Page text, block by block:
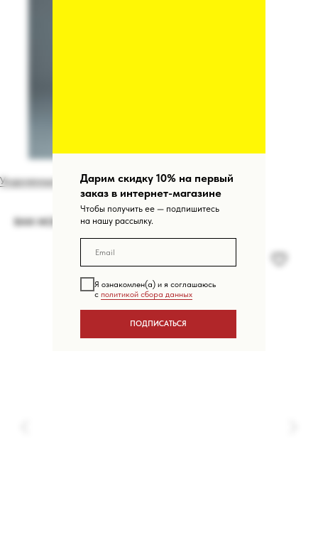
Укороченные брюки с разрезами цвета грейдж
ВАМ МОЖЕТ ПОНРАВИТЬСЯ
Дарим скидку 10% на первый
заказ в интернет-магазине
Чтобы получить ее — подпишитесь
на нашу рассылку.
Я ознакомлен(а) и я соглашаюсь
с политикой сбора данных
ПОДПИСАТЬСЯ